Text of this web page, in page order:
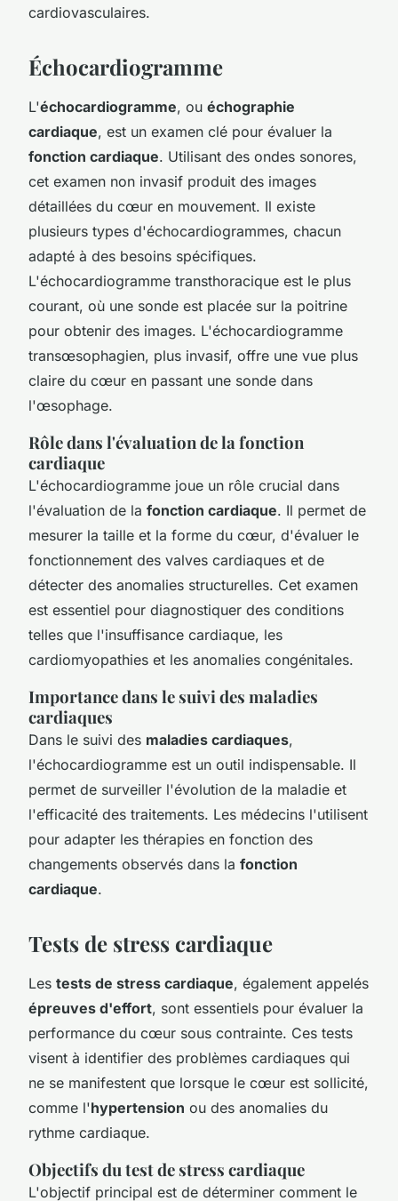
cardiovasculaires.
Échocardiogramme
L'échocardiogramme, ou échographie
cardiaque, est un examen clé pour évaluer la
fonction cardiaque. Utilisant des ondes sonores,
cet examen non invasif produit des images
détaillées du cœur en mouvement. Il existe
plusieurs types d'échocardiogrammes, chacun
adapté à des besoins spécifiques.
L'échocardiogramme transthoracique est le plus
courant, où une sonde est placée sur la poitrine
pour obtenir des images. L'échocardiogramme
transœsophagien, plus invasif, offre une vue plus
claire du cœur en passant une sonde dans
l'œsophage.
Rôle dans l'évaluation de la fonction
cardiaque
L'échocardiogramme joue un rôle crucial dans
l'évaluation de la fonction cardiaque. Il permet de
mesurer la taille et la forme du cœur, d'évaluer le
fonctionnement des valves cardiaques et de
détecter des anomalies structurelles. Cet examen
est essentiel pour diagnostiquer des conditions
telles que l'insuffisance cardiaque, les
cardiomyopathies et les anomalies congénitales.
Importance dans le suivi des maladies
cardiaques
Dans le suivi des maladies cardiaques,
l'échocardiogramme est un outil indispensable. Il
permet de surveiller l'évolution de la maladie et
l'efficacité des traitements. Les médecins l'utilisent
pour adapter les thérapies en fonction des
changements observés dans la fonction
cardiaque.
Tests de stress cardiaque
Les tests de stress cardiaque, également appelés
épreuves d'effort, sont essentiels pour évaluer la
performance du cœur sous contrainte. Ces tests
visent à identifier des problèmes cardiaques qui
ne se manifestent que lorsque le cœur est sollicité,
comme l'hypertension ou des anomalies du
rythme cardiaque.
Objectifs du test de stress cardiaque
L'objectif principal est de déterminer comment le